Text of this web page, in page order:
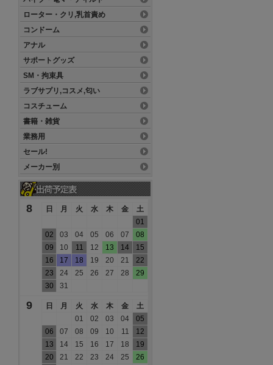
ローター・クリ,乳首責め
コンドーム
アナル
サポートグッズ
SM・拘束具
ラブサプリ,コスメ,匂い
コスチューム
書籍・雑貨
業務用
セール!
メーカー別
8 日 月 火 水 木 金
土
01
02
03 04 05 06 07
08
09
10 11 12 13 14
15
16
17 18 19 20 21
22
23
24 25 26 27 28
29
30
31
9 日 月 火 水 木 金
土
01
02 03 04
05
06
07 08 09 10 11
12
13
14 15 16 17 18
19
20
21 22 23 24 25
26